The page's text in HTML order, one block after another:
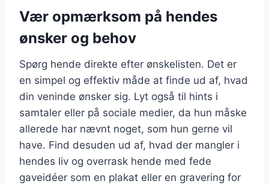
Vær opmærksom på hendes
ønsker og behov
Spørg hende direkte efter ønskelisten. Det er
en simpel og effektiv måde at finde ud af, hvad
din veninde ønsker sig. Lyt også til hints i
samtaler eller på sociale medier, da hun måske
allerede har nævnt noget, som hun gerne vil
have. Find desuden ud af, hvad der mangler i
hendes liv og overrask hende med fede
gaveidéer som en plakat eller en gravering for